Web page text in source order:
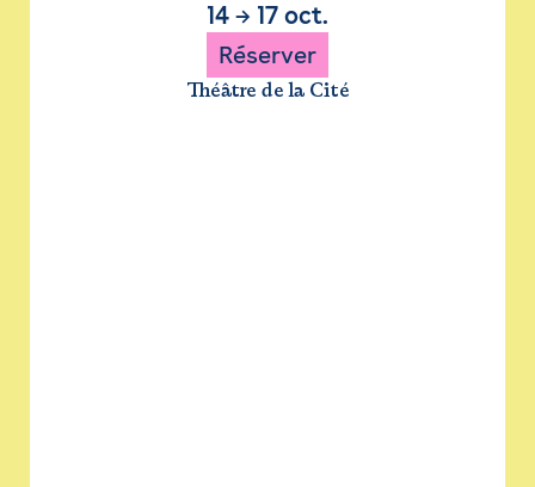
14 → 17 oct.
Réserver
Théâtre de la Cité